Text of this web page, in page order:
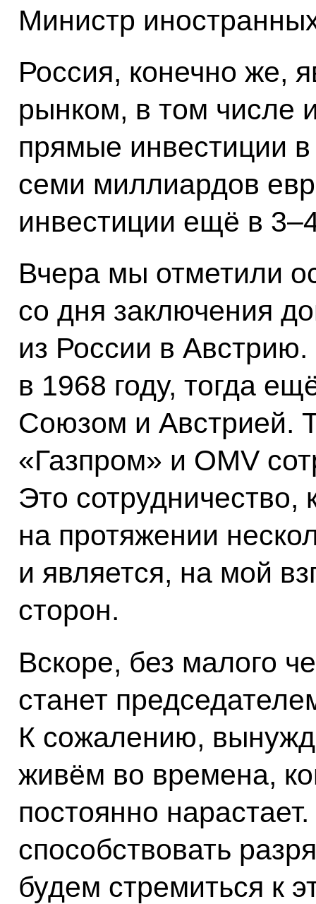
Министр
Россия, конечно же,
рынком, в том числе
прямые инвестиции
семи миллиардов
инвестиции ещё в
Вчера мы отметили
со дня заключения
из России в
в 1968 году, тогда
Союзом и Австрией.
«Газпром» и OMV
Это сотрудничество,
на протяжении
и является, на мой
сторон.
Вскоре, без малого
станет
К сожалению,
живём во времена,
постоянно
способствовать
будем стремиться к